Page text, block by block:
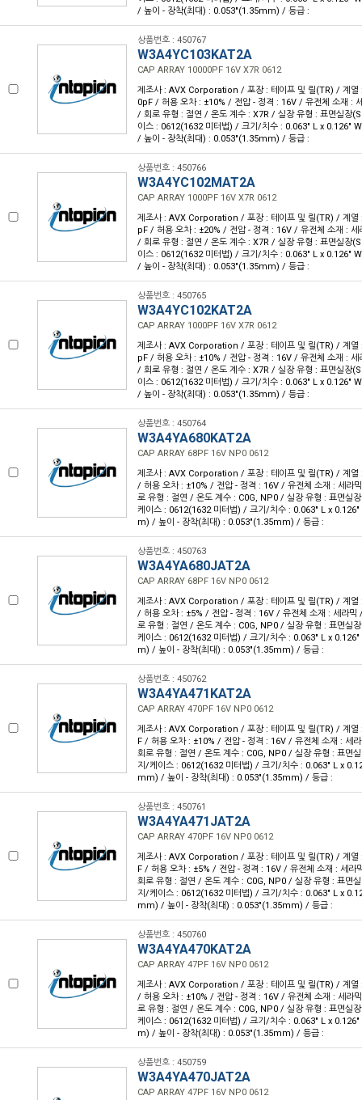
/ 높이 - 장착(최대) : 0.053"(1.35mm) / 등급 :
상품번호 : 450767
W3A4YC103KAT2A
CAP ARRAY 10000PF 16V X7R 0612
제조사 : AVX Corporation / 포장 : 테이프 및 릴(TR) / 계열
0pF / 허용 오차 : ±10% / 전압 - 정격 : 16V / 유전체 소재 :
/ 회로 유형 : 절연 / 온도 계수 : X7R / 실장 유형 : 표면실장
이스 : 0612(1632 미터법) / 크기/치수 : 0.063" L x 0.126"
/ 높이 - 장착(최대) : 0.053"(1.35mm) / 등급 :
상품번호 : 450766
W3A4YC102MAT2A
CAP ARRAY 1000PF 16V X7R 0612
제조사 : AVX Corporation / 포장 : 테이프 및 릴(TR) / 계열
pF / 허용 오차 : ±20% / 전압 - 정격 : 16V / 유전체 소재 : 세
/ 회로 유형 : 절연 / 온도 계수 : X7R / 실장 유형 : 표면실장
이스 : 0612(1632 미터법) / 크기/치수 : 0.063" L x 0.126"
/ 높이 - 장착(최대) : 0.053"(1.35mm) / 등급 :
상품번호 : 450765
W3A4YC102KAT2A
CAP ARRAY 1000PF 16V X7R 0612
제조사 : AVX Corporation / 포장 : 테이프 및 릴(TR) / 계열
pF / 허용 오차 : ±10% / 전압 - 정격 : 16V / 유전체 소재 : 세
/ 회로 유형 : 절연 / 온도 계수 : X7R / 실장 유형 : 표면실장
이스 : 0612(1632 미터법) / 크기/치수 : 0.063" L x 0.126"
/ 높이 - 장착(최대) : 0.053"(1.35mm) / 등급 :
상품번호 : 450764
W3A4YA680KAT2A
CAP ARRAY 68PF 16V NP0 0612
제조사 : AVX Corporation / 포장 : 테이프 및 릴(TR) / 계열
/ 허용 오차 : ±10% / 전압 - 정격 : 16V / 유전체 소재 : 세라
로 유형 : 절연 / 온도 계수 : C0G, NP0 / 실장 유형 : 표면실
케이스 : 0612(1632 미터법) / 크기/치수 : 0.063" L x
m) / 높이 - 장착(최대) : 0.053"(1.35mm) / 등급 :
상품번호 : 450763
W3A4YA680JAT2A
CAP ARRAY 68PF 16V NP0 0612
제조사 : AVX Corporation / 포장 : 테이프 및 릴(TR) / 계열
/ 허용 오차 : ±5% / 전압 - 정격 : 16V / 유전체 소재 : 세라믹
로 유형 : 절연 / 온도 계수 : C0G, NP0 / 실장 유형 : 표면실
케이스 : 0612(1632 미터법) / 크기/치수 : 0.063" L x
m) / 높이 - 장착(최대) : 0.053"(1.35mm) / 등급 :
상품번호 : 450762
W3A4YA471KAT2A
CAP ARRAY 470PF 16V NP0 0612
제조사 : AVX Corporation / 포장 : 테이프 및 릴(TR) / 계
F / 허용 오차 : ±10% / 전압 - 정격 : 16V / 유전체 소재 : 세
회로 유형 : 절연 / 온도 계수 : C0G, NP0 / 실장 유형 : 표면
지/케이스 : 0612(1632 미터법) / 크기/치수 : 0.063" L x
mm) / 높이 - 장착(최대) : 0.053"(1.35mm) / 등급 :
상품번호 : 450761
W3A4YA471JAT2A
CAP ARRAY 470PF 16V NP0 0612
제조사 : AVX Corporation / 포장 : 테이프 및 릴(TR) / 계
F / 허용 오차 : ±5% / 전압 - 정격 : 16V / 유전체 소재 : 세라
회로 유형 : 절연 / 온도 계수 : C0G, NP0 / 실장 유형 : 표면
지/케이스 : 0612(1632 미터법) / 크기/치수 : 0.063" L x
mm) / 높이 - 장착(최대) : 0.053"(1.35mm) / 등급 :
상품번호 : 450760
W3A4YA470KAT2A
CAP ARRAY 47PF 16V NP0 0612
제조사 : AVX Corporation / 포장 : 테이프 및 릴(TR) / 계열
/ 허용 오차 : ±10% / 전압 - 정격 : 16V / 유전체 소재 : 세라
로 유형 : 절연 / 온도 계수 : C0G, NP0 / 실장 유형 : 표면실
케이스 : 0612(1632 미터법) / 크기/치수 : 0.063" L x
m) / 높이 - 장착(최대) : 0.053"(1.35mm) / 등급 :
상품번호 : 450759
W3A4YA470JAT2A
CAP ARRAY 47PF 16V NP0 0612